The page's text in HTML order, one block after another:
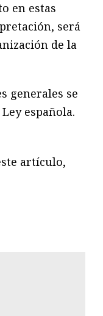
en estas
será
de la
generales se
española.
artículo,